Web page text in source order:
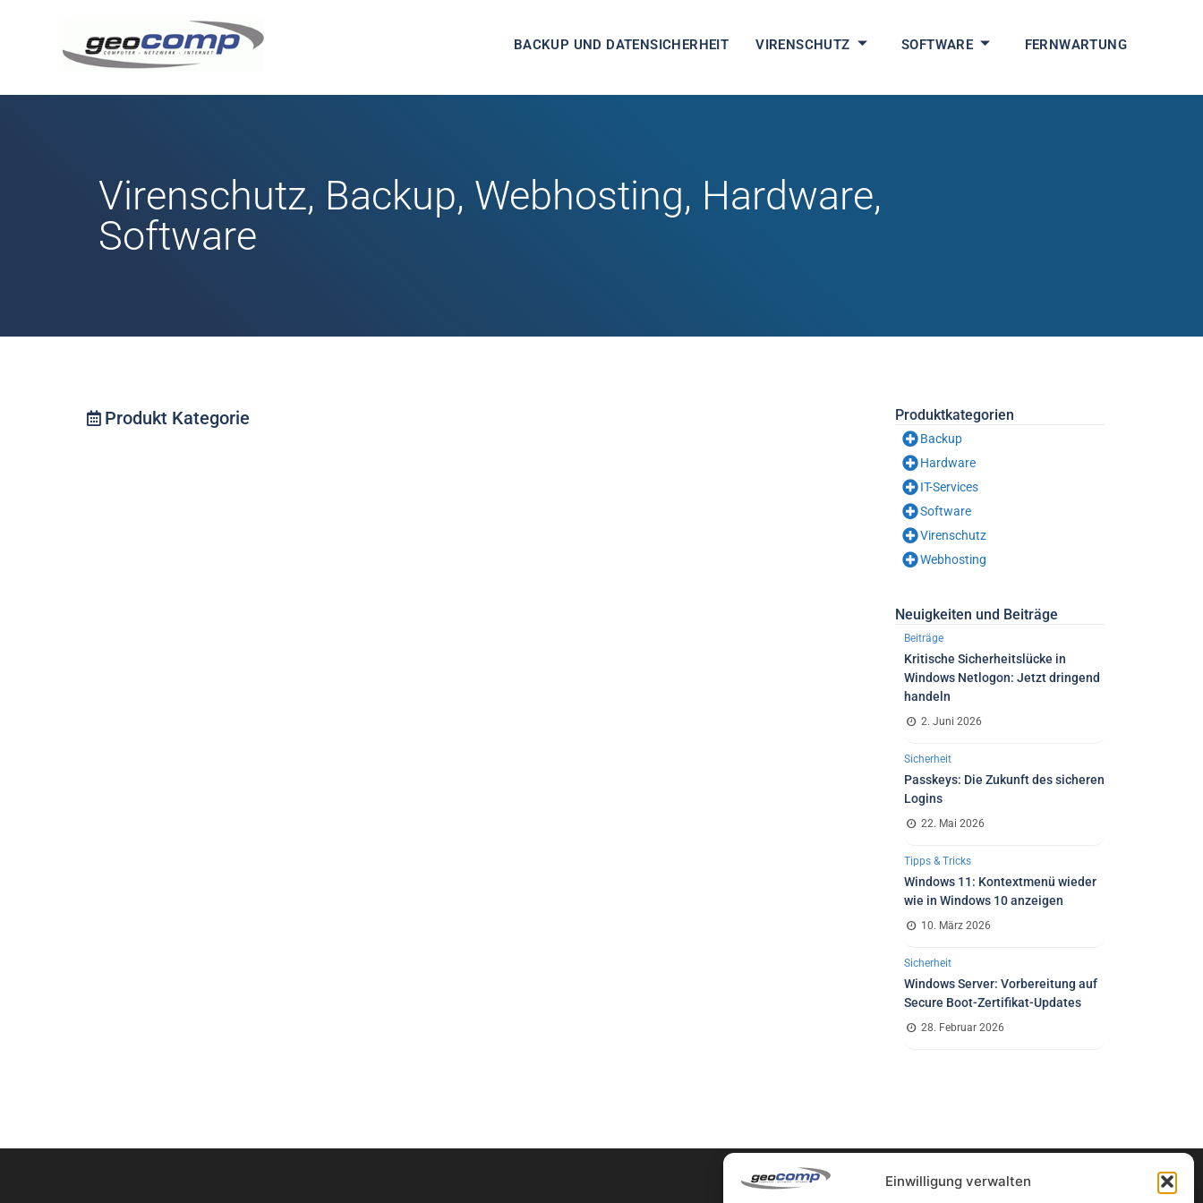
Einwilligung verwalten
BACKUP UND DATENSICHERHEIT VIRENSCHUTZ SOFTWARE FERNWARTUNG
Virenschutz, Backup, Webhosting, Hardware,
Software
Produkt Kategorie Produktkategorien
Backup
Hardware
IT-Services
Software
Virenschutz
Webhosting
Neuigkeiten und Beiträge
Beiträge
Kritische Sicherheitslücke in
Windows Netlogon: Jetzt dringend
handeln
2. Juni 2026
Sicherheit
Passkeys: Die Zukunft des sicheren
Logins
22. Mai 2026
Tipps & Tricks
Windows 11: Kontextmenü wieder
wie in Windows 10 anzeigen
10. März 2026
Sicherheit
Windows Server: Vorbereitung auf
Secure Boot-Zertifikat-Updates
28. Februar 2026